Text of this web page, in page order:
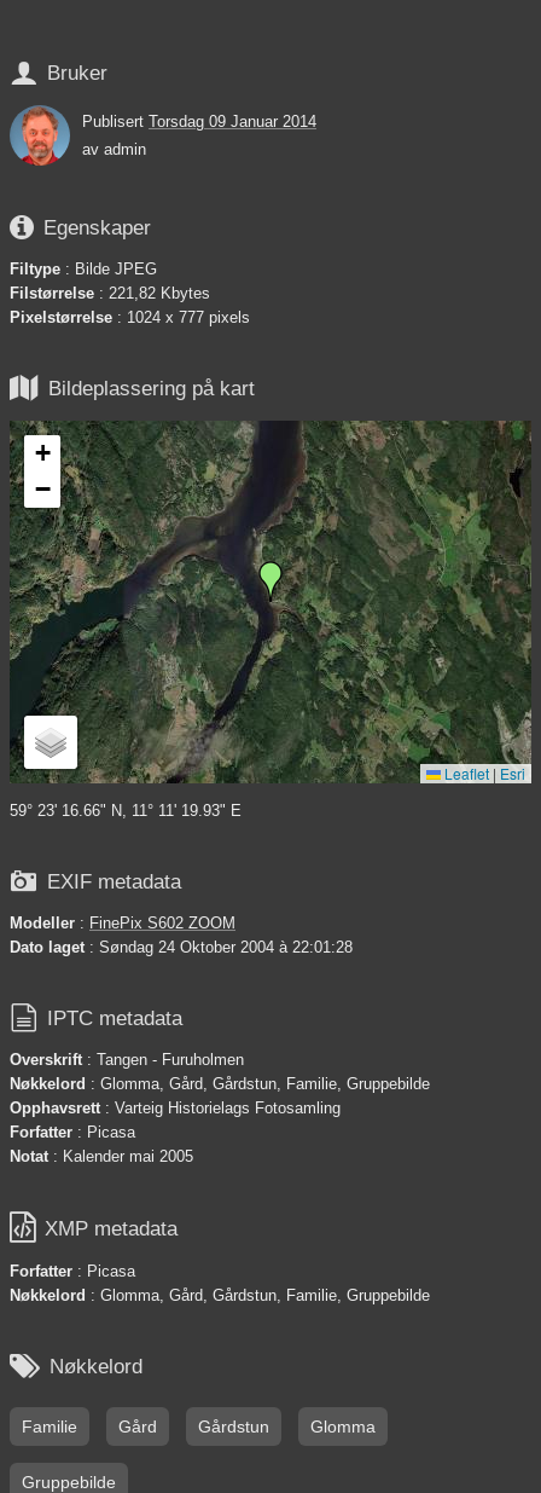
 Bruker
Publisert Torsdag 09 Januar 2014
av admin
 Egenskaper
Filtype : Bilde JPEG
Filstørrelse : 221,82 Kbytes
Pixelstørrelse : 1024 x 777 pixels
 Bildeplassering på kart
+
−
Leaflet | Esri
59° 23' 16.66" N, 11° 11' 19.93" E
 EXIF metadata
Modeller : FinePix S602 ZOOM
Dato laget: Søndag 24 Oktober 2004 à 22:01:28
 IPTC metadata
Overskrift: Tangen - Furuholmen
Nøkkelord : Glomma, Gård, Gårdstun, Familie, Gruppebilde
Opphavsrett: Varteig Historielags Fotosamling
Forfatter : Picasa
Notat: Kalender mai 2005
 XMP metadata
Forfatter : Picasa
Nøkkelord : Glomma, Gård, Gårdstun, Familie, Gruppebilde
 Nøkkelord
Familie Gård Gårdstun Glomma
Gruppebilde